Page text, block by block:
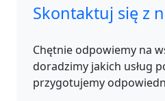
Skontaktuj się z
Chętnie odpowiemy na
doradzimy jakich usług
przygotujemy